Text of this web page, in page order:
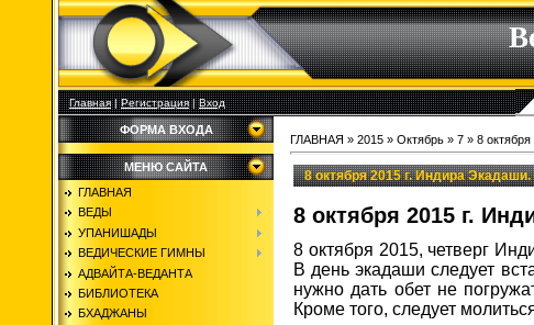
Главная|Регистрация|Вход
ФОРМА ВХОДА
МЕНЮ САЙТА
ГЛАВНАЯ
ВЕДЫ
УПАНИШАДЫ
ВЕДИЧЕСКИЕ ГИМНЫ
АДВАЙТА-ВЕДАНТА
БИБЛИОТЕКА
БХАДЖАНЫ
ГЛАВНАЯ » 2015 » Октябрь » 7 » 8
8 октября 2015 г. Индира Экадаши.
8 октября 2015 г.
8 октября 2015, четверг
В день экадаши следует
нужно дать обет не
Кроме того, следует